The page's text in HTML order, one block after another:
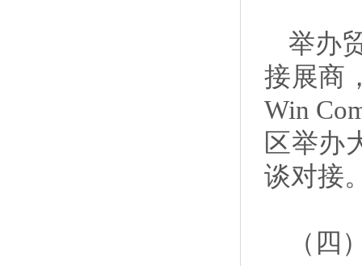
举办
接展商
Win
区举办
谈对接
（四